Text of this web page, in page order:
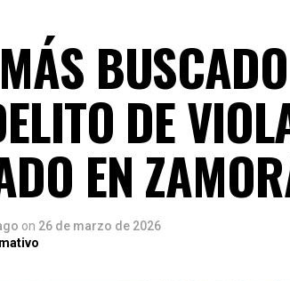
DE
EN
on 26 de marzo de 2026